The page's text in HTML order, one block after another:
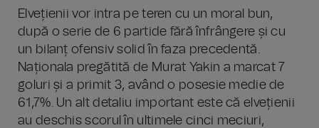
Elvețienii vor intra pe teren cu un moral bun,
după o serie de 6 partide fără înfrângere și cu
un bilanț ofensiv solid în faza precedentă.
Naționala pregătită de Murat Yakin a marcat 7
goluri și a primit 3, având o posesie medie de
61,7%. Un alt detaliu important este că elvețienii
au deschis scorul în ultimele cinci meciuri,